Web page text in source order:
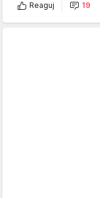
Reaguj 19